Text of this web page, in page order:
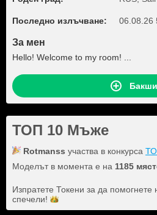
Последно излъчване: 06.08.26
За мен
Hello! Welcome to my room! ...
ТОП 10 Мъже
Rotmanss участва в конкурса
Моделът в момента е на 1185
Изпратете Токени за да помогнете
спечели!